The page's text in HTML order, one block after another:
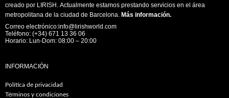
creado por LIRISH. Actualmente estamos prestando servicios en el área
metropolitana de la ciudad de Barcelona. Más información.
Correo electrónico:info@lirishworld.com
Teléfono: (+34) 671 13 36 06
Horario: Lun-Dom: 08:00 – 20:00
INFORMACIÓN
Política de privacidad
Términos y condiciones